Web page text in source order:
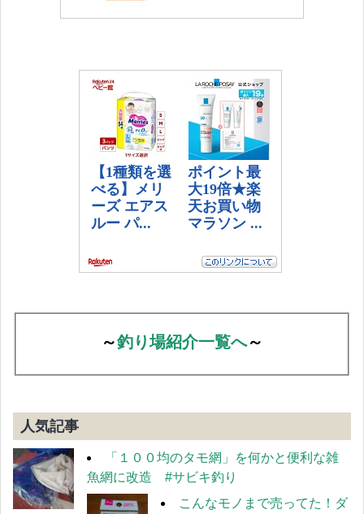
～釣り場紹介一覧へ～
人気記事
「１００均のタモ網」を何かと便利な雑
魚網に改造 #サビキ釣り
こんなモノまで売ってた！ダ